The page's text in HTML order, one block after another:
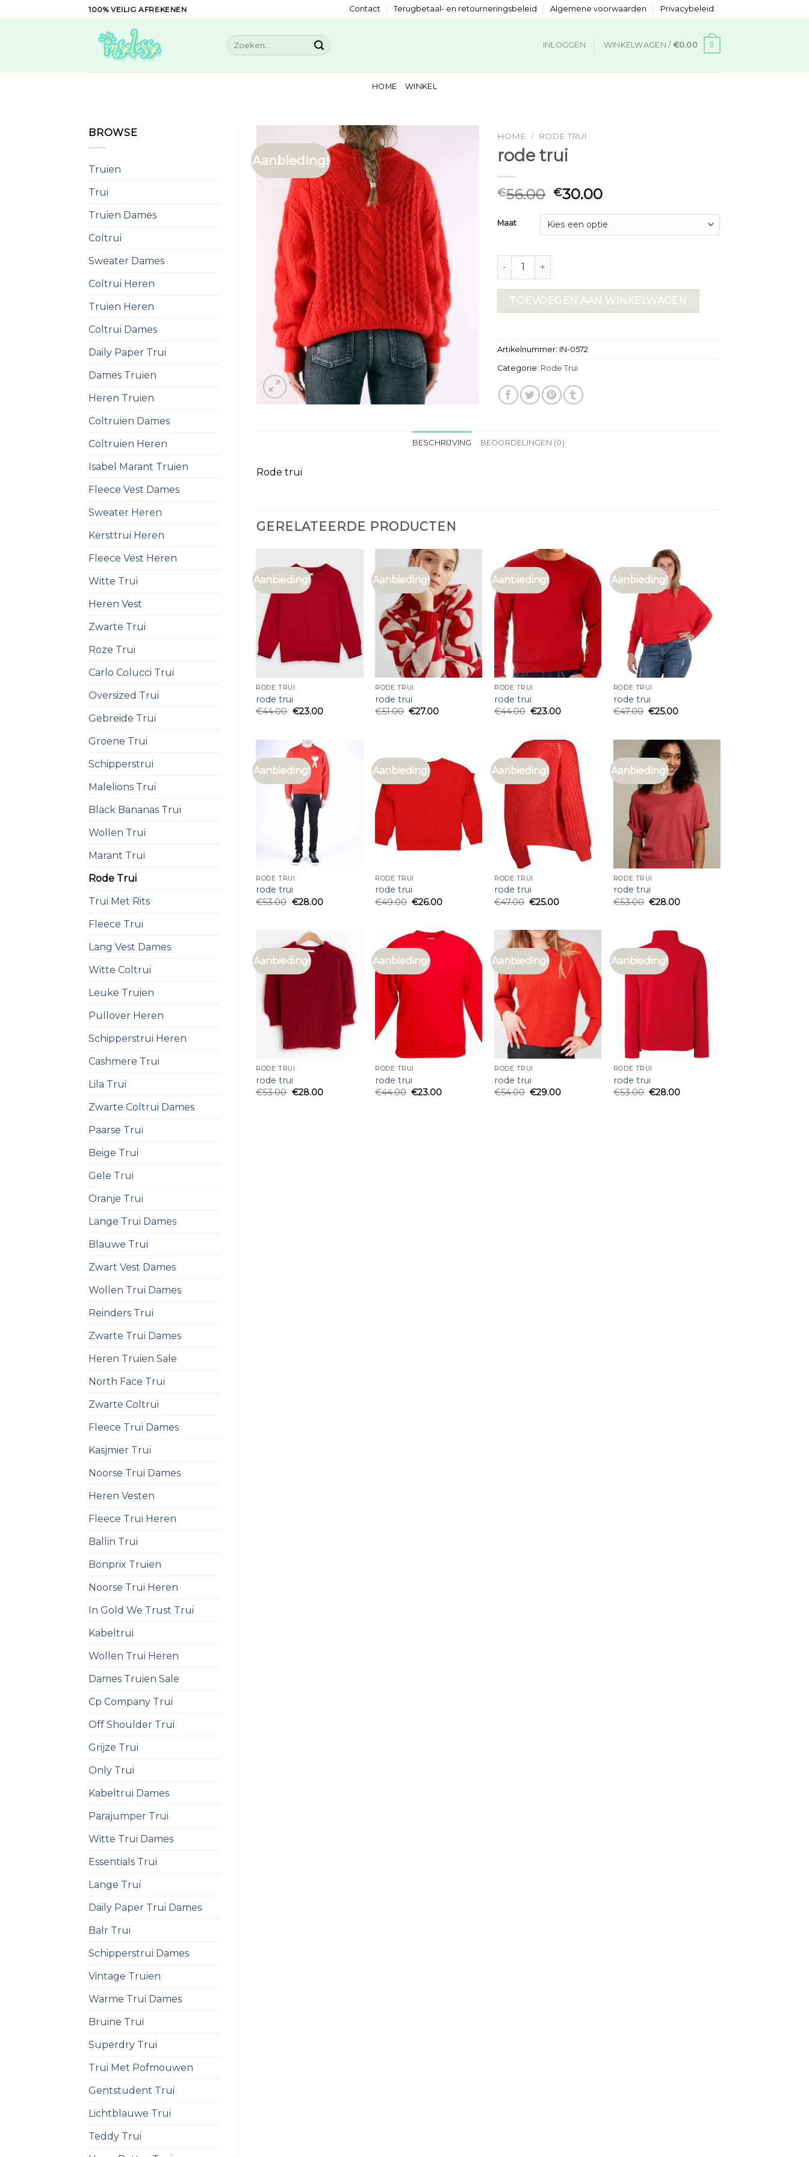
to
100% VEILIG AFREKENEN Contact Terugbetaal- en retourneringsbeleid Algemene voorwaarden Privacybeleid
Zoeken
naar:
INLOGGEN WINKELWAGEN / €0.00 0
HOME WINKEL
BROWSE
Truien
Trui
Truien Dames
Coltrui
Sweater Dames
Coltrui Heren
Truien Heren
Coltrui Dames
Daily Paper Trui
Dames Truien
Heren Truien
Coltruien Dames
Coltruien Heren
Isabel Marant Truien
Fleece Vest Dames
Sweater Heren
Kersttrui Heren
Fleece Vest Heren
Witte Trui
Heren Vest
Zwarte Trui
Roze Trui
Carlo Colucci Trui
Oversized Trui
Gebreide Trui
Groene Trui
Schipperstrui
Malelions Trui
Black Bananas Trui
Wollen Trui
Marant Trui
Rode Trui
Trui Met Rits
Fleece Trui
Lang Vest Dames
Witte Coltrui
Leuke Truien
Pullover Heren
Schipperstrui Heren
Cashmere Trui
Lila Trui
Zwarte Coltrui Dames
Paarse Trui
Beige Trui
Gele Trui
Oranje Trui
Lange Trui Dames
Blauwe Trui
Zwart Vest Dames
Wollen Trui Dames
Reinders Trui
Zwarte Trui Dames
Heren Truien Sale
North Face Trui
Zwarte Coltrui
Fleece Trui Dames
Kasjmier Trui
Noorse Trui Dames
Heren Vesten
Fleece Trui Heren
Ballin Trui
Bonprix Truien
Noorse Trui Heren
In Gold We Trust Trui
Kabeltrui
Wollen Trui Heren
Dames Truien Sale
Cp Company Trui
Off Shoulder Trui
Grijze Trui
Only Trui
Kabeltrui Dames
Parajumper Trui
Witte Trui Dames
Essentials Trui
Lange Trui
Daily Paper Trui Dames
Balr Trui
Schipperstrui Dames
Vintage Truien
Warme Trui Dames
Bruine Trui
Superdry Trui
Trui Met Pofmouwen
Gentstudent Trui
Lichtblauwe Trui
Teddy Trui
Aanbieding!
HOME / RODE TRUI
rode trui
€56.00 €30.00
Maat
rode trui aantal
TOEVOEGEN AAN WINKELWAGEN
Artikelnummer: IN-0572
Categorie: Rode Trui
BESCHRIJVING BEOORDELINGEN (0)
Rode trui
GERELATEERDE PRODUCTEN
Aanbieding!
RODE TRUI
rode trui
€44.00 €23.00
Aanbieding!
RODE TRUI
rode trui
€51.00 €27.00
Aanbieding!
RODE TRUI
rode trui
€44.00 €23.00
Aanbieding!
RODE TRUI
rode trui
€47.00 €25.00
Aanbieding!
RODE TRUI
rode trui
€53.00 €28.00
Aanbieding!
RODE TRUI
rode trui
€49.00 €26.00
Aanbieding!
RODE TRUI
rode trui
€47.00 €25.00
Aanbieding!
RODE TRUI
rode trui
€53.00 €28.00
Aanbieding!
RODE TRUI
rode trui
€53.00 €28.00
Aanbieding!
RODE TRUI
rode trui
€44.00 €23.00
Aanbieding!
RODE TRUI
rode trui
€54.00 €29.00
Aanbieding!
RODE TRUI
rode trui
€53.00 €28.00